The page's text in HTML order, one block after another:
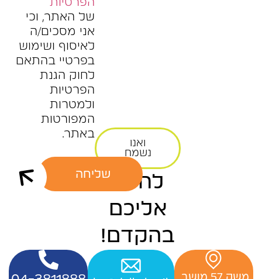
ואנו
נשמח
לחזור
אליכם
בהקדם!
הפרטיות
של האתר, וכי
אני מסכים/ה
לאיסוף ושימוש
בפרטיי בהתאם
לחוק הגנת
הפרטיות
ולמטרות
המפורטות
באתר.
שליחה